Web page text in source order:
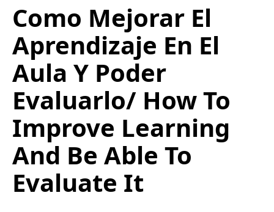
Como Mejorar El
Aprendizaje En El
Aula Y Poder
Evaluarlo/ How To
Improve Learning
And Be Able To
Evaluate It